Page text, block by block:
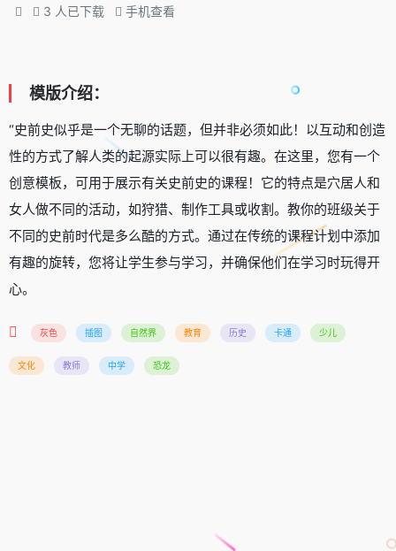
3 人已下载 手机查看
模版介绍：
“史前史似乎是一个无聊的话题，但并非必须如此！以互动和创造
性的方式了解人类的起源实际上可以很有趣。在这里，您有一个
创意模板，可用于展示有关史前史的课程！它的特点是穴居人和
女人做不同的活动，如狩猎、制作工具或收割。教你的班级关于
不同的史前时代是多么酷的方式。通过在传统的课程计划中添加
有趣的旋转，您将让学生参与学习，并确保他们在学习时玩得开
心。
灰色 插图 自然界 教育 历史 卡通 少儿
文化 教师 中学 恐龙